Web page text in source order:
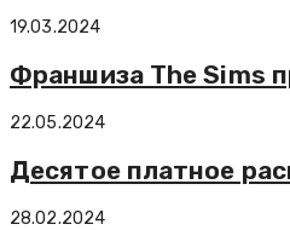
19.03.2024
Франшиза The Sims
22.05.2024
Десятое платное
28.02.2024